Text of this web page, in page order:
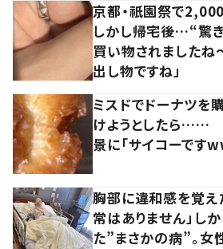
京都・祇園祭で
しかし帰宅後…“驚
買い物されましたね～
出し物ですね」
ミスドでドーナツを
けようとしたら……
景に「サイコーです
胸部に違和感を覚え
常はありません」し
た”まさかの病”。女